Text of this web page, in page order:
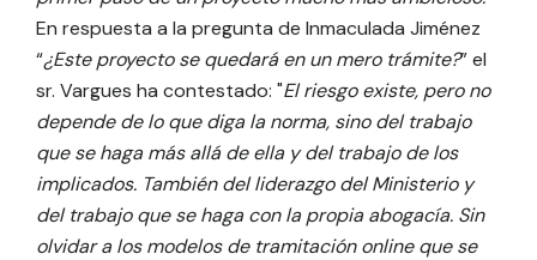
En respuesta a la pregunta de Inmaculada Jiménez
“¿Este proyecto se quedará en un mero trámite?” el
sr. Vargues ha contestado: "El riesgo existe, pero no
depende de lo que diga la norma, sino del trabajo
que se haga más allá de ella y del trabajo de los
implicados. También del liderazgo del Ministerio y
del trabajo que se haga con la propia abogacía. Sin
olvidar a los modelos de tramitación online que se